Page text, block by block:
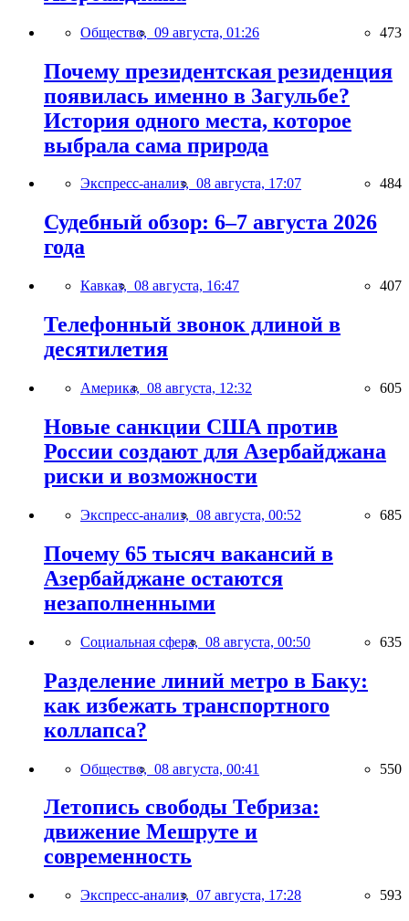
Общество, 09 августа, 01:26 473
Почему президентская резиденция
появилась именно в Загульбе?
История одного места, которое
выбрала сама природа
Экспресс-анализ, 08 августа, 17:07 484
Судебный обзор: 6–7 августа 2026
года
Кавказ, 08 августа, 16:47 407
Телефонный звонок длиной в
десятилетия
Америка, 08 августа, 12:32 605
Новые санкции США против
России создают для Азербайджана
риски и возможности
Экспресс-анализ, 08 августа, 00:52 685
Почему 65 тысяч вакансий в
Азербайджане остаются
незаполненными
Социальная сфера, 08 августа, 00:50 635
Разделение линий метро в Баку:
как избежать транспортного
коллапса?
Общество, 08 августа, 00:41 550
Летопись свободы Тебриза:
движение Мешруте и
современность
Экспресс-анализ, 07 августа, 17:28 593